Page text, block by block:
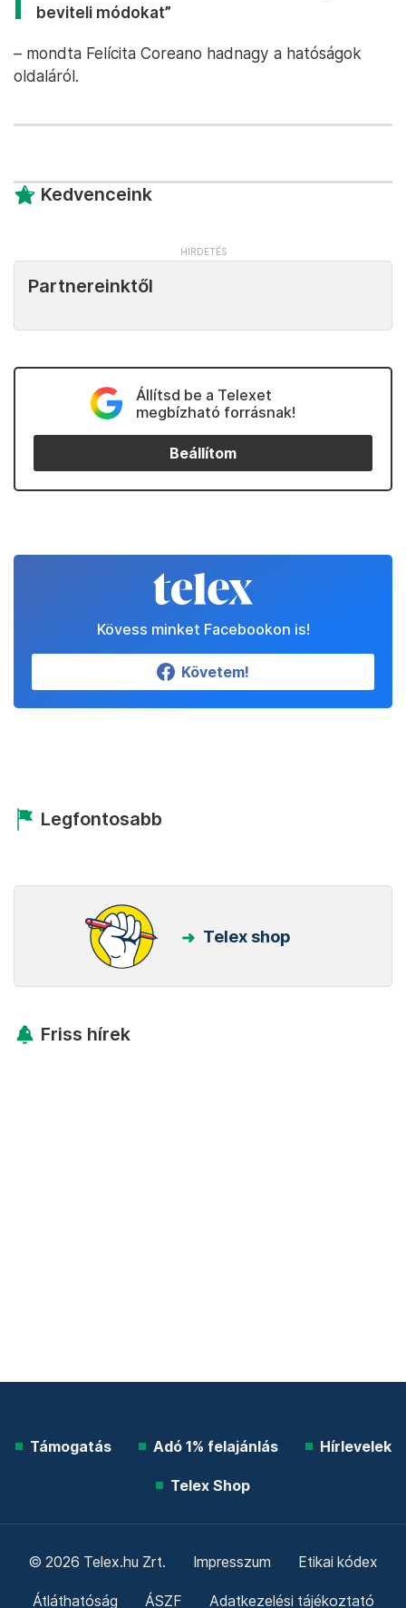
beviteli módokat”
– mondta Felícita Coreano hadnagy a hatóságok
oldaláról.
Kedvenceink
Partnereinktől
Állítsd be a Telexet
megbízható forrásnak!
Beállítom
Kövess minket Facebookon is!
Követem!
Legfontosabb
Telex shop
Friss hírek
Támogatás Adó 1% felajánlás Hírlevelek
Telex Shop
© 2026 Telex.hu Zrt. Impresszum Etikai kódex
Átláthatóság ÁSZF Adatkezelési tájékoztató